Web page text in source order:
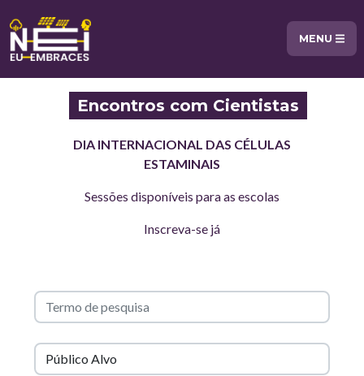
MENU
Encontros com Cientistas
DIA INTERNACIONAL DAS CÉLULAS
ESTAMINAIS
Sessões disponíveis para as escolas
Inscreva-se já